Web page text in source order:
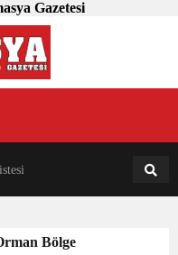
Gazetesi
18:31
Bölge